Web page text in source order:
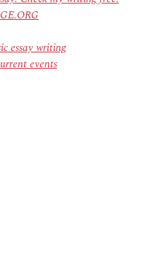
essay writing
events